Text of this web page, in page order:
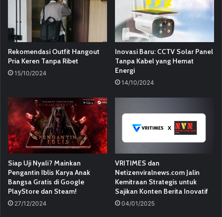
Rekomendasi Outfit Hangout
Pria Keren Tanpa Ribet
15/10/2024
Inovasi Baru: CCTV Solar Panel
Tanpa Kabel yang Hemat
Energi
14/10/2024
Siap Uji Nyali? Mainkan
Pengantin Iblis Karya Anak
Bangsa Gratis di Google
PlayStore dan Steam!
27/12/2024
VRITIMES dan
Netizenviralnews.com Jalin
Kemitraan Strategis untuk
Sajikan Konten Berita Inovatif
04/01/2025